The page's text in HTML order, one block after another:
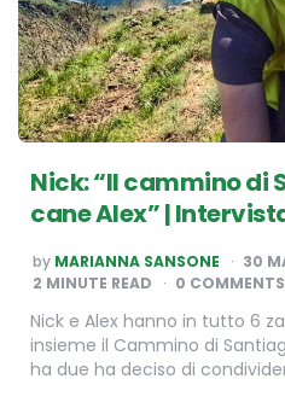
Nick: “Il cammino di
cane Alex” |
POSTED
BY
by MARIANNA SANSONE
30
2 MINUTE READ 0 COMMENTS
Nick e Alex hanno in tutto 6
insieme il Cammino di
ha due ha deciso di